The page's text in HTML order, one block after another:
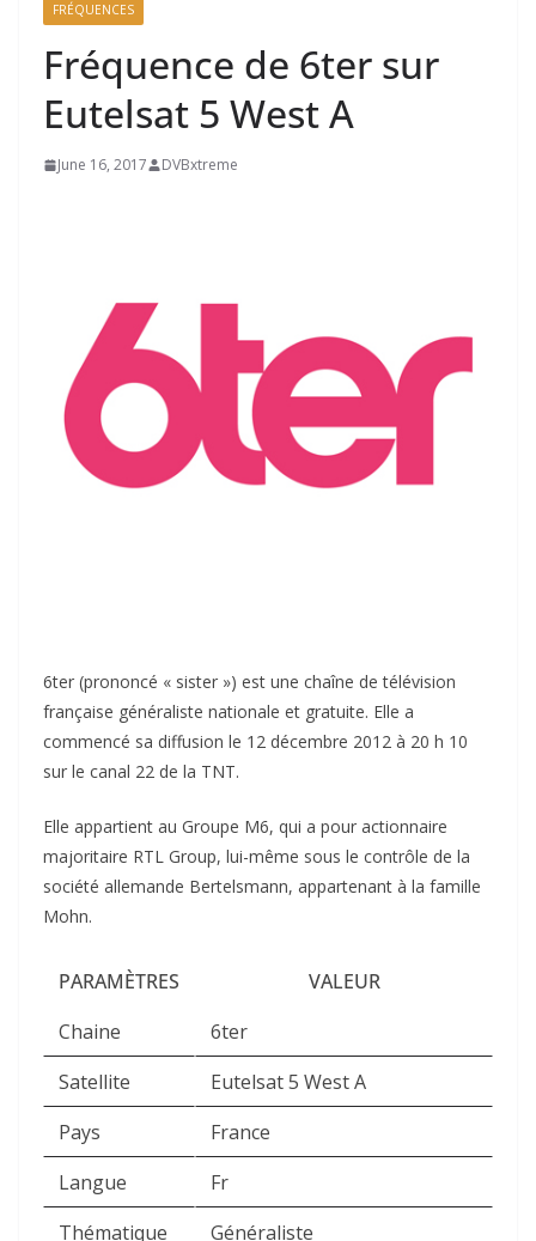
FRÉQUENCES
Fréquence de 6ter sur
Eutelsat 5 West A
June 16, 2017 DVBxtreme
6ter (prononcé « sister ») est une chaîne de télévision
française généraliste nationale et gratuite. Elle a
commencé sa diffusion le 12 décembre 2012 à 20 h 10
sur le canal 22 de la TNT.
Elle appartient au Groupe M6, qui a pour actionnaire
majoritaire RTL Group, lui-même sous le contrôle de la
société allemande Bertelsmann, appartenant à la famille
Mohn.
PARAMÈTRES
VALEUR
Chaine
6ter
Satellite
Eutelsat 5 West A
Pays
France
Langue
Fr
Thématique
Généraliste